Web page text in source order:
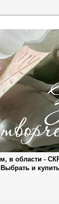
в области -
и